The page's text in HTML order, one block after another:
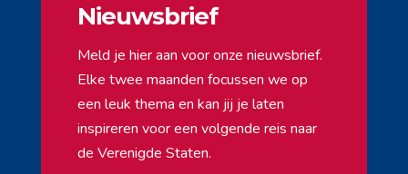
Nieuwsbrief
Meld je hier aan voor onze nieuwsbrief.
Elke twee maanden focussen we op
een leuk thema en kan jij je laten
inspireren voor een volgende reis naar
de Verenigde Staten.